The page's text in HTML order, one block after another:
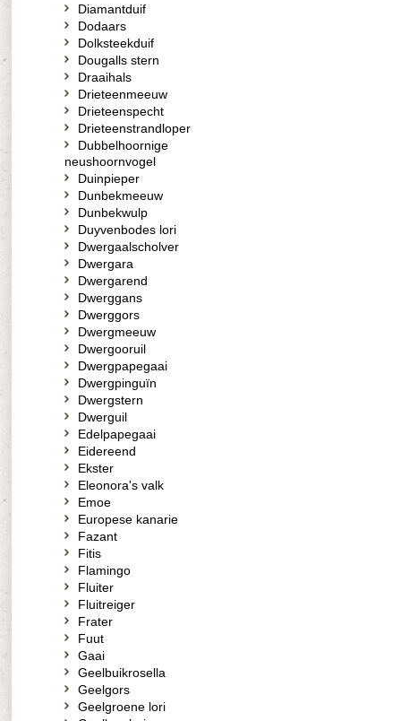
Diamantduif
Dodaars
Dolksteekduif
Dougalls stern
Draaihals
Drieteenmeeuw
Drieteenspecht
Drieteenstrandloper
Dubbelhoornige
neushoornvogel
Duinpieper
Dunbekmeeuw
Dunbekwulp
Duyvenbodes lori
Dwergaalscholver
Dwergara
Dwergarend
Dwerggans
Dwerggors
Dwergmeeuw
Dwergooruil
Dwergpapegaai
Dwergpinguïn
Dwergstern
Dwerguil
Edelpapegaai
Eidereend
Ekster
Eleonora's valk
Emoe
Europese kanarie
Fazant
Fitis
Flamingo
Fluiter
Fluitreiger
Frater
Fuut
Gaai
Geelbuikrosella
Geelgors
Geelgroene lori